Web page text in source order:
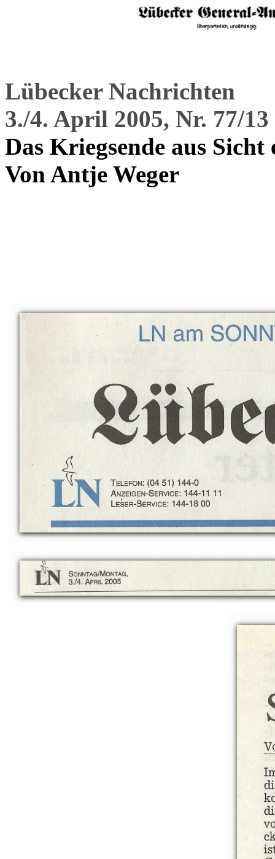
Lübecker Nachrichten
3./4. April 2005, Nr. 77/13
Das Kriegsende aus
Von Antje Weger